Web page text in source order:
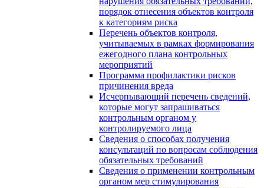
порядок отнесения объектов контроля
к категориям риска
Перечень объектов контроля,
учитываемых в рамках формирования
ежегодного плана контрольных
мероприятий
Программа профилактики рисков
причинения вреда
Исчерпывающий перечень сведений,
которые могут запрашиваться
контрольным органом у
контролируемого лица
Сведения о способах получения
консультаций по вопросам соблюдения
обязательных требований
Сведения о применении контрольным
органом мер стимулирования